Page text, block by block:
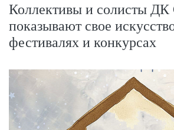
Коллективы и солисты
показывают свое
фестивалях и конкурсах